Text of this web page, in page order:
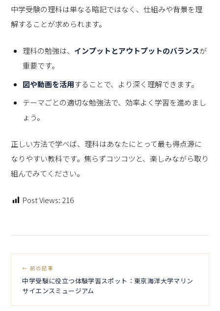
中学受験の理科は単なる暗記ではなく、仕組みや背景を理
解することが求められます。
理科の勉強は、 インプットとアウトプットのバランスが
重要です。
図や動画を活用することで、より深く理解できます。
テーマごとの適切な勉強法で、効率よく学習を進めまし
ょう。
正しい方法で学べば、理科はあなたにとって最も得点源に
なりやすい教科です。焦らずコツコツと、楽しみながら取り
組んでみてください。
Post Views: 216
← 前の記事
中学受験に役立つ体験学習スポット：東京海洋大学マリン
サイエンスミュージアム